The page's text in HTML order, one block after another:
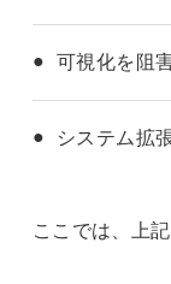
可視化を阻
システム拡
ここでは、上